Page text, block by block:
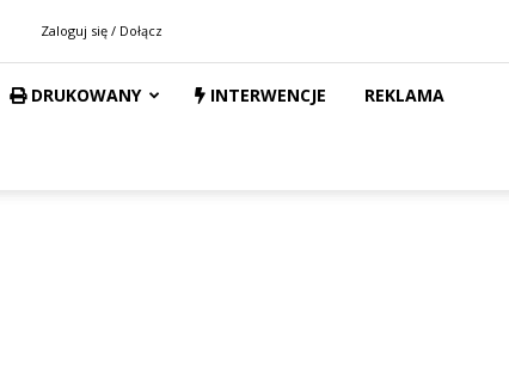
Zaloguj się / Dołącz
DRUKOWANY INTERWENCJE REKLAMA